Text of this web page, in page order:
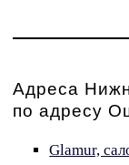
Адреса
по адресу
Glamur,